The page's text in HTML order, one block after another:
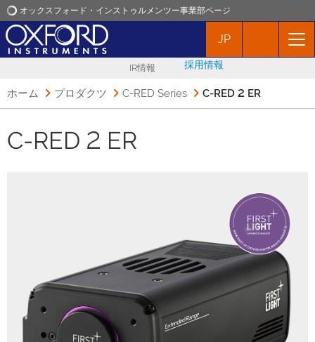
オックスフォード・インストゥルメンツー事業部ページ
オックスフォード・インストゥルメンツ
お問い合わせ
JP
IR情報 採用情報
ホーム プロダクツ C-RED Series C-RED 2 ER
C-RED 2 ER